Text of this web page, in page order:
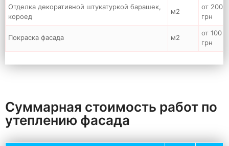
Отделка декоративной штукатуркой барашек,
короед
м2
от 200
грн
Покраска фасада м2
от 100
грн
Суммарная стоимость работ по
утеплению фасада